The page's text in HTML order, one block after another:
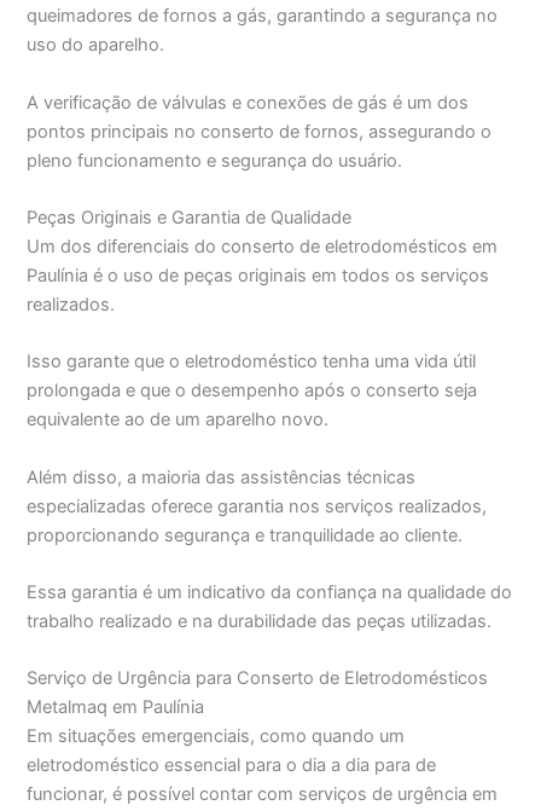
queimadores de fornos a gás, garantindo a segurança no
uso do aparelho.
A verificação de válvulas e conexões de gás é um dos
pontos principais no conserto de fornos, assegurando o
pleno funcionamento e segurança do usuário.
Peças Originais e Garantia de Qualidade
Um dos diferenciais do conserto de eletrodomésticos em
Paulínia é o uso de peças originais em todos os serviços
realizados.
Isso garante que o eletrodoméstico tenha uma vida útil
prolongada e que o desempenho após o conserto seja
equivalente ao de um aparelho novo.
Além disso, a maioria das assistências técnicas
especializadas oferece garantia nos serviços realizados,
proporcionando segurança e tranquilidade ao cliente.
Essa garantia é um indicativo da confiança na qualidade do
trabalho realizado e na durabilidade das peças utilizadas.
Serviço de Urgência para Conserto de Eletrodomésticos
Metalmaq em Paulínia
Em situações emergenciais, como quando um
eletrodoméstico essencial para o dia a dia para de
funcionar, é possível contar com serviços de urgência em